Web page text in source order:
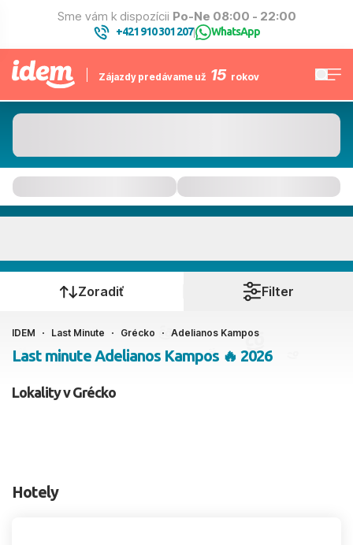
Sme vám k dispozícii Po-Ne 08:00 - 22:00
+421 910 301 207| WhatsApp
Zájazdy predávame už 15 rokov
Kedy cestujete?
Ako cestujete?
2 dospelí, 0 deti
Zoradiť Filter
IDEM Last Minute Grécko Adelianos Kampos
Last minute Adelianos Kampos 🔥 2026
Lokality v Grécko
Hotely